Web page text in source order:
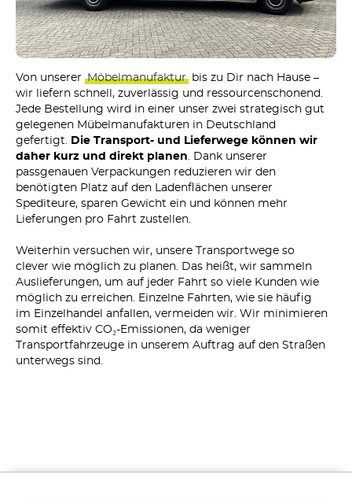
Von unserer Möbelmanufaktur
bis zu Dir nach Hause –
wir liefern schnell, zuverlässig und ressourcenschonend.
Jede Bestellung wird in einer unser zwei strategisch gut
gelegenen Mübelmanufakturen in Deutschland
gefertigt.
Die Transport- und Lieferwege können wir
daher kurz und direkt planen . Dank unserer
passgenauen Verpackungen reduzieren wir den
benötigten Platz auf den Ladenflächen unserer
Spediteure, sparen Gewicht ein und können mehr
Lieferungen pro Fahrt zustellen.
Weiterhin versuchen wir, unsere Transportwege so
clever wie möglich zu planen. Das heißt, wir sammeln
Auslieferungen, um auf jeder Fahrt so viele Kunden wie
möglich zu erreichen. Einzelne Fahrten, wie sie häufig
im Einzelhandel anfallen, vermeiden wir. Wir minimieren
somit effektiv CO₂-Emissionen, da weniger
Transportfahrzeuge in unserem Auftrag auf den Straßen
unterwegs sind.